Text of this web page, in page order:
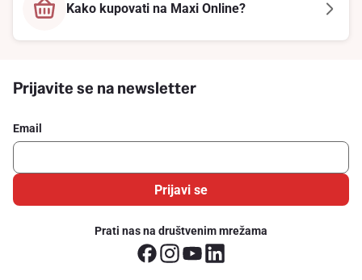
Kako kupovati na Maxi Online?
Prijavite se na newsletter
Email
Prijavi se
Prati nas na društvenim mrežama